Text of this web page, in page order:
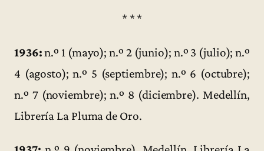
* * *
1936:n.º 1 (mayo); n.º 2 (junio); n.º 3 (julio); n.º
4 (agosto); n.º 5 (septiembre); n.º 6 (octubre);
n.º 7 (noviembre); n.º 8 (diciembre). Medellín,
Librería La Pluma de Oro.